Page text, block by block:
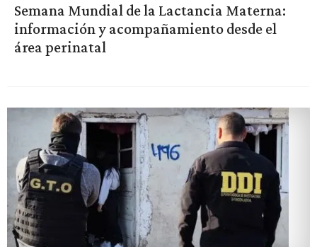
Semana Mundial de la Lactancia Materna:
información y acompañamiento desde el
área perinatal